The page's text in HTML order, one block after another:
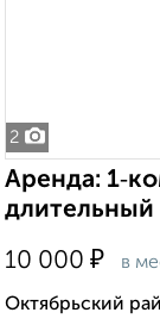
2
Аренда:
длительный
10 000 ₽ в
Октябрьский